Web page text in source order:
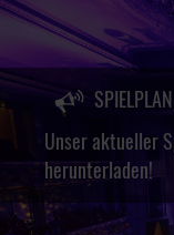
SPIELPLAN
Unser aktueller
herunterladen!